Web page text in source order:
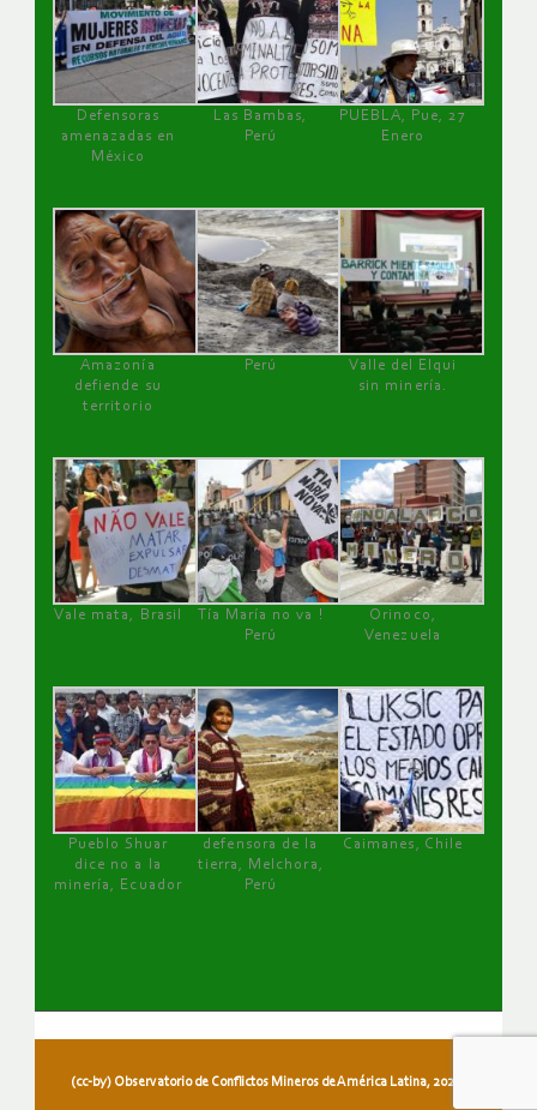
Defensoras
amenazadas en
México
Las Bambas,
Perú
PUEBLA, Pue, 27
Enero
Amazonía
defiende su
territorio
Perú
Valle del Elqui
sin minería.
Vale mata, Brasil
Tía María no va !
Perú
Orinoco,
Venezuela
Pueblo Shuar
dice no a la
minería, Ecuador
defensora de la
tierra, Melchora,
Perú
Caimanes, Chile
(cc-by) Observatorio de Conflictos Mineros de América Latina, 2026